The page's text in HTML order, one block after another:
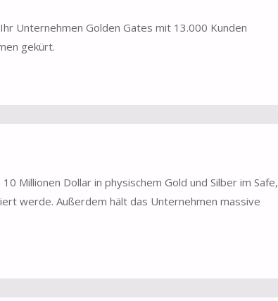
Unternehmen Golden Gates mit 13.000 Kunden
gekürt.
Millionen Dollar in physischem Gold und Silber im Safe,
werde. Außerdem hält das Unternehmen massive